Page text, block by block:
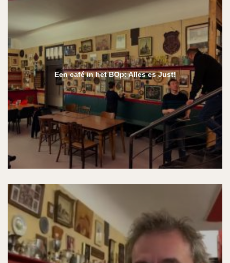
Een café in het BOp: Alles es Just!